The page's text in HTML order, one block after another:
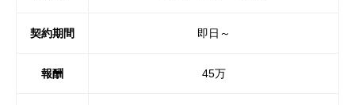
契約期間 即日～
報酬 45万